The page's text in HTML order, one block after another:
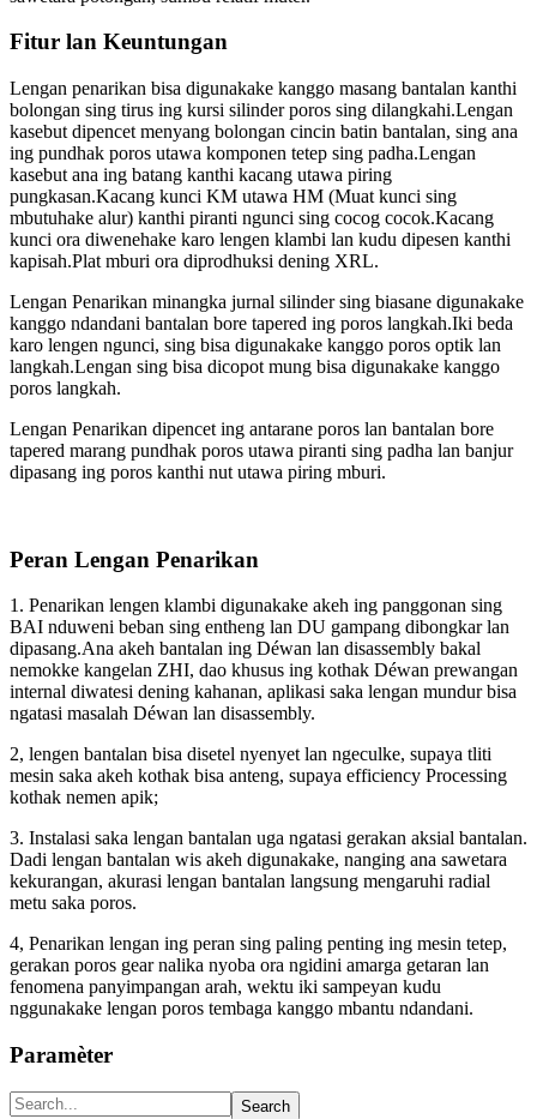
Fitur lan Keuntungan
Lengan penarikan bisa digunakake kanggo masang bantalan kanthi
bolongan sing tirus ing kursi silinder poros sing dilangkahi.Lengan
kasebut dipencet menyang bolongan cincin batin bantalan, sing ana
ing pundhak poros utawa komponen tetep sing padha.Lengan
kasebut ana ing batang kanthi kacang utawa piring
pungkasan.Kacang kunci KM utawa HM (Muat kunci sing
mbutuhake alur) kanthi piranti ngunci sing cocog cocok.Kacang
kunci ora diwenehake karo lengen klambi lan kudu dipesen kanthi
kapisah.Plat mburi ora diprodhuksi dening XRL.
Lengan Penarikan minangka jurnal silinder sing biasane digunakake
kanggo ndandani bantalan bore tapered ing poros langkah.Iki beda
karo lengen ngunci, sing bisa digunakake kanggo poros optik lan
langkah.Lengan sing bisa dicopot mung bisa digunakake kanggo
poros langkah.
Lengan Penarikan dipencet ing antarane poros lan bantalan bore
tapered marang pundhak poros utawa piranti sing padha lan banjur
dipasang ing poros kanthi nut utawa piring mburi.
Peran Lengan Penarikan
1. Penarikan lengen klambi digunakake akeh ing panggonan sing
BAI nduweni beban sing entheng lan DU gampang dibongkar lan
dipasang.Ana akeh bantalan ing Déwan lan disassembly bakal
nemokke kangelan ZHI, dao khusus ing kothak Déwan prewangan
internal diwatesi dening kahanan, aplikasi saka lengan mundur bisa
ngatasi masalah Déwan lan disassembly.
2, lengen bantalan bisa disetel nyenyet lan ngeculke, supaya tliti
mesin saka akeh kothak bisa anteng, supaya efficiency Processing
kothak nemen apik;
3. Instalasi saka lengan bantalan uga ngatasi gerakan aksial bantalan.
Dadi lengan bantalan wis akeh digunakake, nanging ana sawetara
kekurangan, akurasi lengan bantalan langsung mengaruhi radial
metu saka poros.
4, Penarikan lengan ing peran sing paling penting ing mesin tetep,
gerakan poros gear nalika nyoba ora ngidini amarga getaran lan
fenomena panyimpangan arah, wektu iki sampeyan kudu
nggunakake lengan poros tembaga kanggo mbantu ndandani.
Paramèter